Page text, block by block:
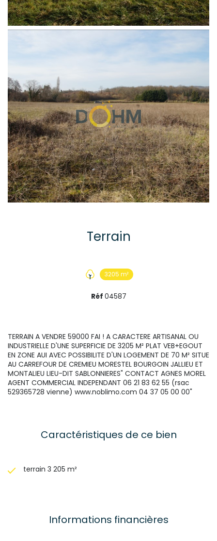
Terrain
3205 m²
Réf 04587
TERRAIN A VENDRE 59000 FAI ! A CARACTERE ARTISANAL OU
INDUSTRIELLE D'UNE SUPERFICIE DE 3205 M² PLAT VEB+EGOUT
EN ZONE AUI AVEC POSSIBILITE D'UN LOGEMENT DE 70 M² SITUE
AU CARREFOUR DE CREMIEU MORESTEL BOURGOIN JALLIEU ET
MONTALIEU LIEU-DIT SABLONNIERES" CONTACT AGNES MOREL
AGENT COMMERCIAL INDEPENDANT 06 21 83 62 55 (rsac
529365728 vienne) www.noblimo.com 04 37 05 00 00"
Caractéristiques de ce bien
terrain 3 205 m²
Informations financières